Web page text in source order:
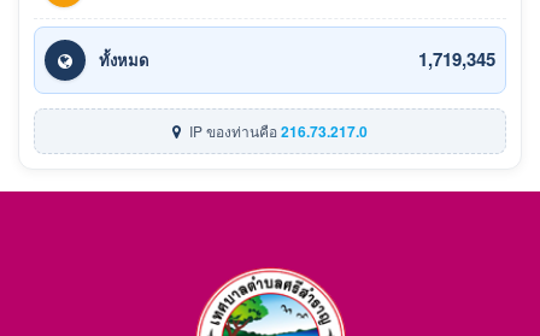
ทั้งหมด 1,719,345
IP ของท่านคือ216.73.217.0